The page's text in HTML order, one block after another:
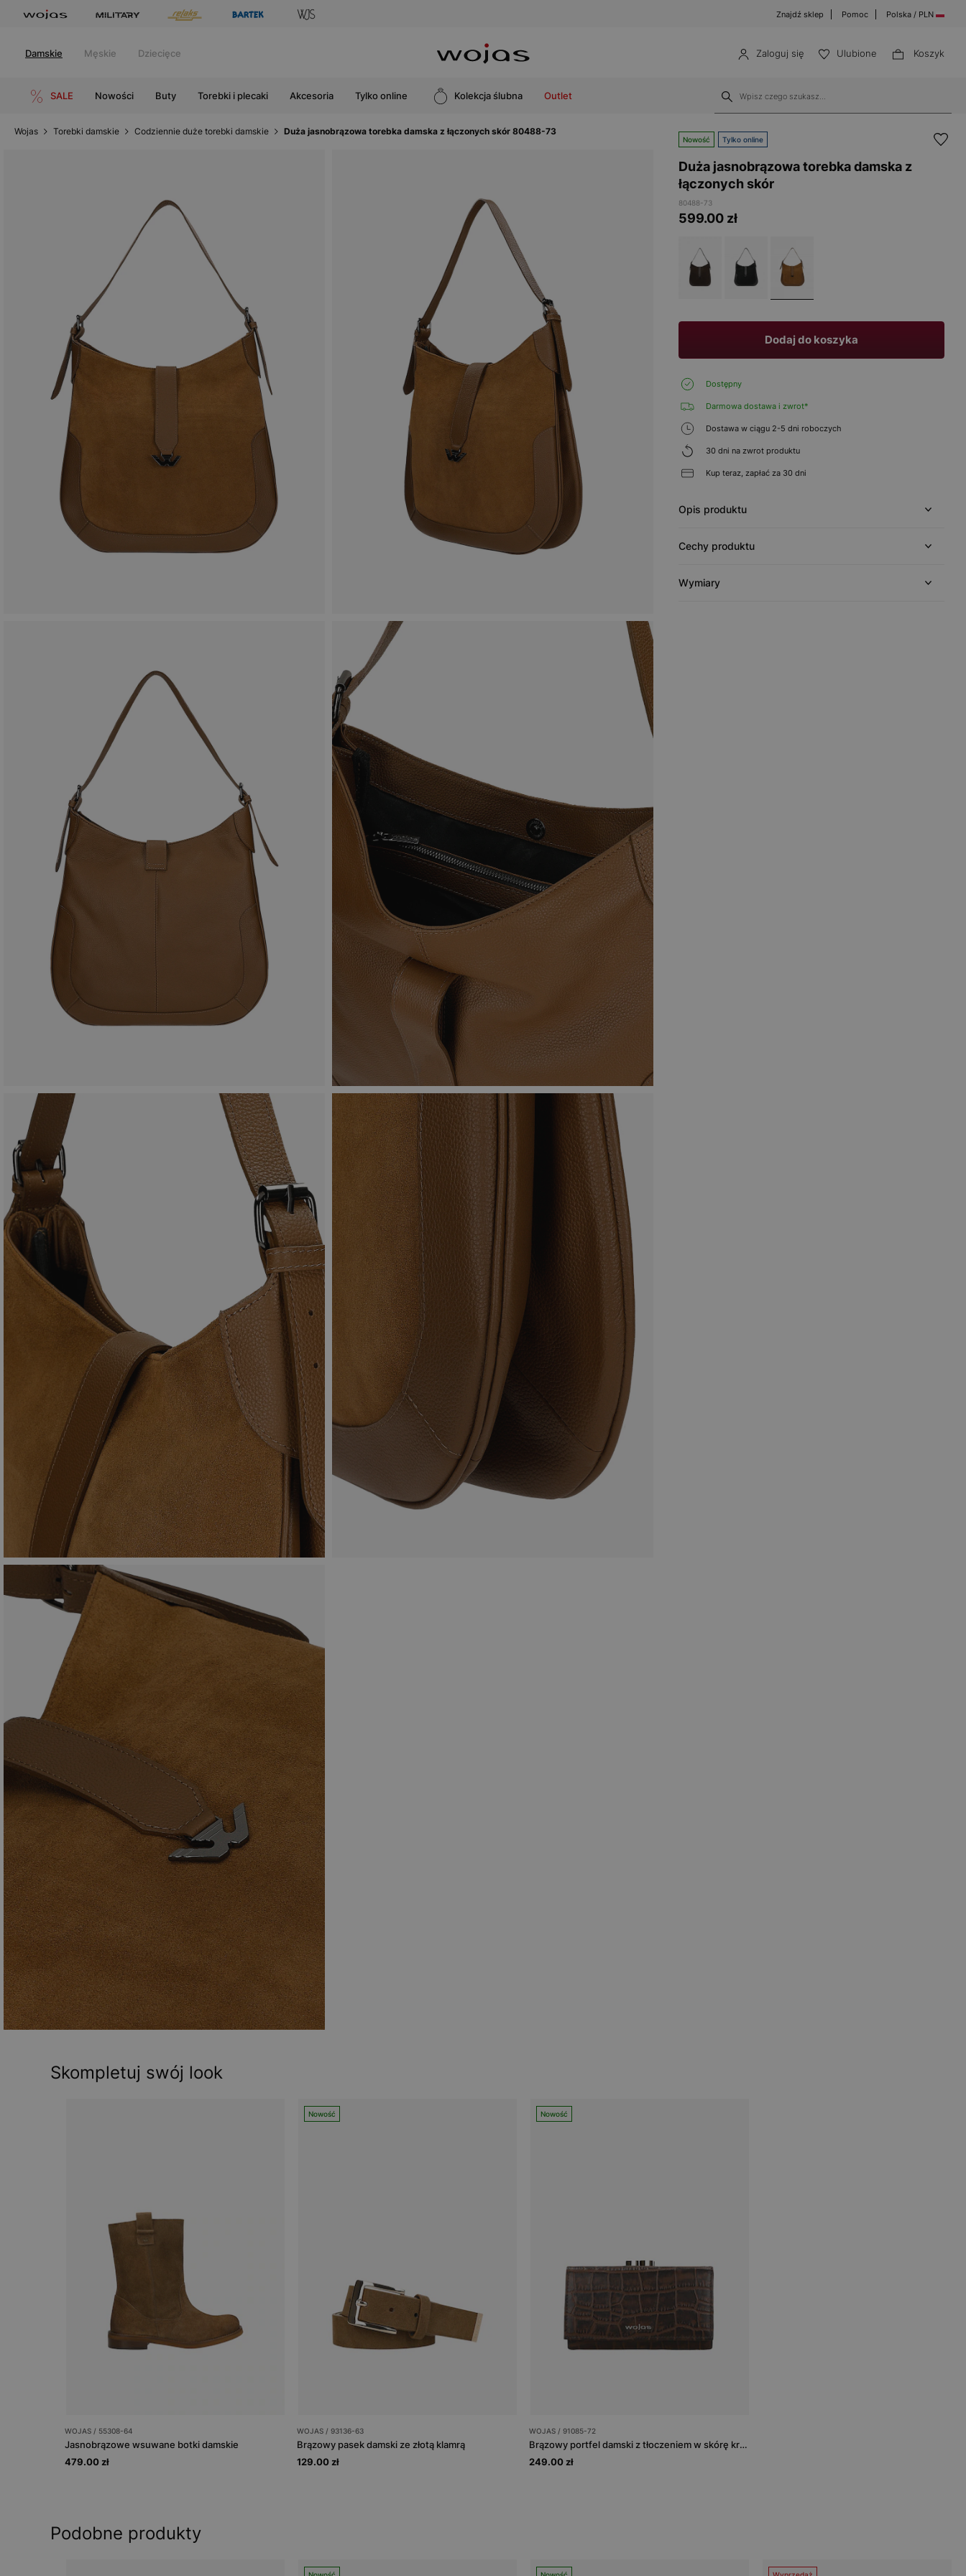
Znajdź sklep Pomoc Polska / PLN
Damskie Męskie Dziecięce Zaloguj się Ulubione Koszyk
SALE Nowości Buty Torebki i plecaki Akcesoria Tylko online Kolekcja ślubna Outlet
Wojas Torebki damskie Codziennie duże torebki damskie Duża jasnobrązowa torebka damska z łączonych skór 80488-73
Nowość Tylko online
Duża jasnobrązowa torebka damska z
łączonych skór
80488-73
599.00 zł
Dodaj do koszyka
Dostępny
Darmowa dostawa i zwrot*
Dostawa w ciągu 2-5 dni roboczych
30 dni na zwrot produktu
Kup teraz, zapłać za 30 dni
Opis produktu
Cechy produktu
Wymiary
Skompletuj swój look
WOJAS / 55308-64
Jasnobrązowe wsuwane botki damskie
479.00 zł
Nowość
WOJAS / 93136-63
Brązowy pasek damski ze złotą klamrą
129.00 zł
Nowość
WOJAS / 91085-72
Brązowy portfel damski z tłoczeniem w skórę krokodyla
249.00 zł
Podobne produkty